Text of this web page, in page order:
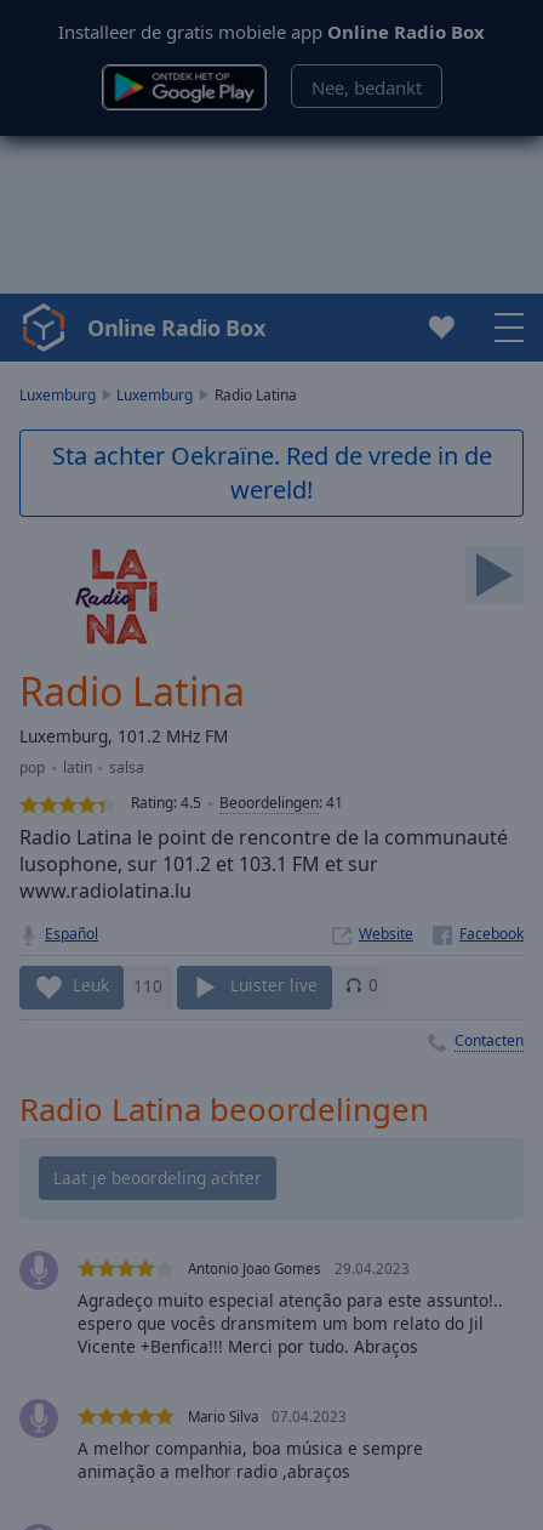
Installeer de gratis mobiele app Online Radio Box
Nee, bedankt
Video
Player
Skip
Loaded:
0.00%
Stream
Type LIVE
Seek to
live,
currently
live
LIVE
Remaining
Time-
Rate
Chapters
Chapters
Descriptions
descriptions
selected
subtitles
settings,
Online Radio Box
Luxemburg Luxemburg Radio Latina
Sta achter Oekraïne. Red de vrede in de
wereld!
Radio Latina
Luxemburg, 101.2 MHz FM
pop latin
salsa
Rating:4.5 Beoordelingen:41
Radio Latina le point de rencontre de la communauté
lusophone, sur 101.2 et 103.1 FM et sur
www.radiolatina.lu
Español Website
Leuk 110 Luister live 0
Contacten
Radio Latina beoordelingen
Antonio Joao Gomes 29.04.2023
Agradeço muito especial atenção para este assunto!..
espero que vocês dransmitem um bom relato do Jil
Vicente +Benfica!!! Merci por tudo. Abraços
Mario Silva 07.04.2023
A melhor companhia, boa música e sempre
animação a melhor radio ,abraços